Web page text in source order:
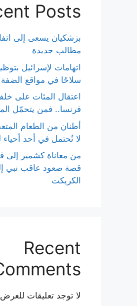
Posts
بزشكيان يسعى إلى
مطالب جديدة
اتهامات لإسرائيل
سلاحًا في مواقع الضفة
اعتقال المئات على
فرنسا.. فمن يتحمّل
أطنان من الطعام
لا تُحتمل في أحد
من معاناة كشمير إلى
قصة صعود عاقب نبي
الكريكت
Recent
لا توجد تعليقات